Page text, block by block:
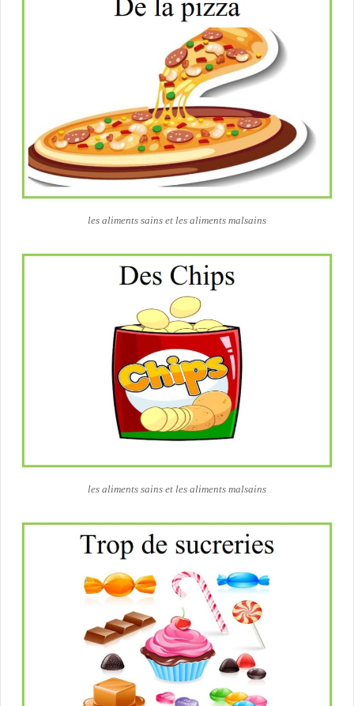
les aliments sains et les aliments malsains
les aliments sains et les aliments malsains